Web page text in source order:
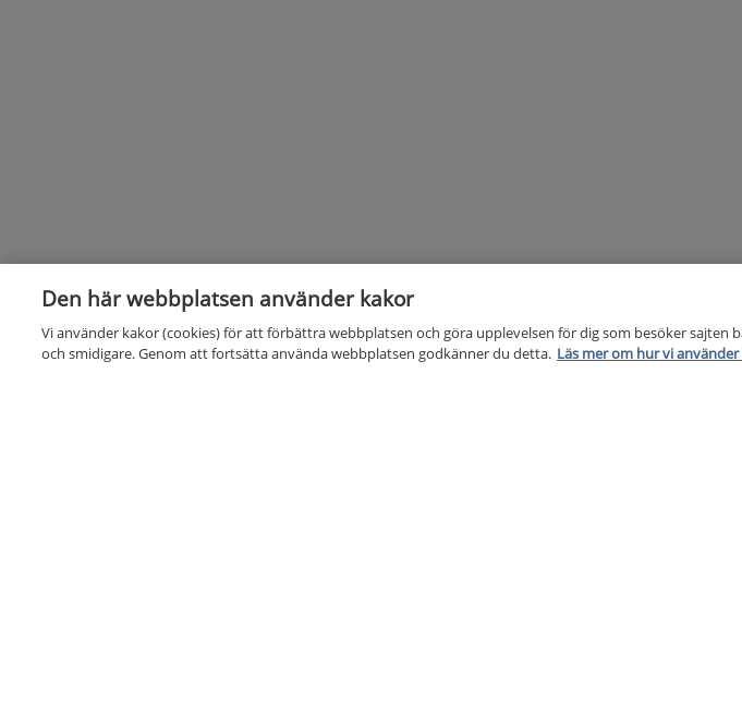
Den här webbplatsen använder kakor
Vi använder kakor (cookies) för att förbättra webbplatsen och göra upplevelsen för dig som besöker sajten
och smidigare. Genom att fortsätta använda webbplatsen godkänner du detta. Läs mer om hur vi